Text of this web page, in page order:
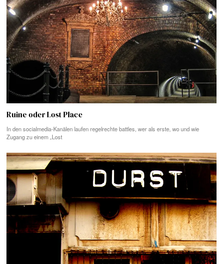
Ruine oder Lost Place
In den socialmedia-Kanälen laufen regelrechte battles, wer als erste, wo und wie
Zugang zu einem „Lost